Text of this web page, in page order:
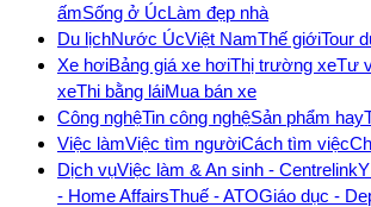
ấmSống ở ÚcLàm đẹp nhà
Du lịchNước ÚcViệt NamThế giớiTour
Xe hơiBảng giá xe hơiThị trường xeTư
xeThi bằng láiMua bán xe
Công nghệTin công nghệSản phẩm hay
Việc làmViệc tìm ngườiCách tìm việc
Dịch vụViệc làm & An sinh - Centrelink
- Home AffairsThuế - ATOGiáo dục -